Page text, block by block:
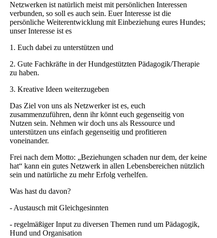
Netzwerken ist natürlich meist mit persönlichen Interessen
verbunden, so soll es auch sein. Euer Interesse ist die
persönliche Weiterentwicklung mit Einbeziehung eures Hundes;
unser Interesse ist es
1. Euch dabei zu unterstützen und
2. Gute Fachkräfte in der Hundgestützten Pädagogik/Therapie
zu haben.
3. Kreative Ideen weiterzugeben
Das Ziel von uns als Netzwerker ist es, euch
zusammenzuführen, denn ihr könnt euch gegenseitig von
Nutzen sein. Nehmen wir doch uns als Ressource und
unterstützen uns einfach gegenseitig und profitieren
voneinander.
Frei nach dem Motto: „Beziehungen schaden nur dem, der keine
hat“ kann ein gutes Netzwerk in allen Lebensbereichen nützlich
sein und natürliche zu mehr Erfolg verhelfen.
Was hast du davon?
- Austausch mit Gleichgesinnten
- regelmäßiger Input zu diversen Themen rund um Pädagogik,
Hund und Organisation